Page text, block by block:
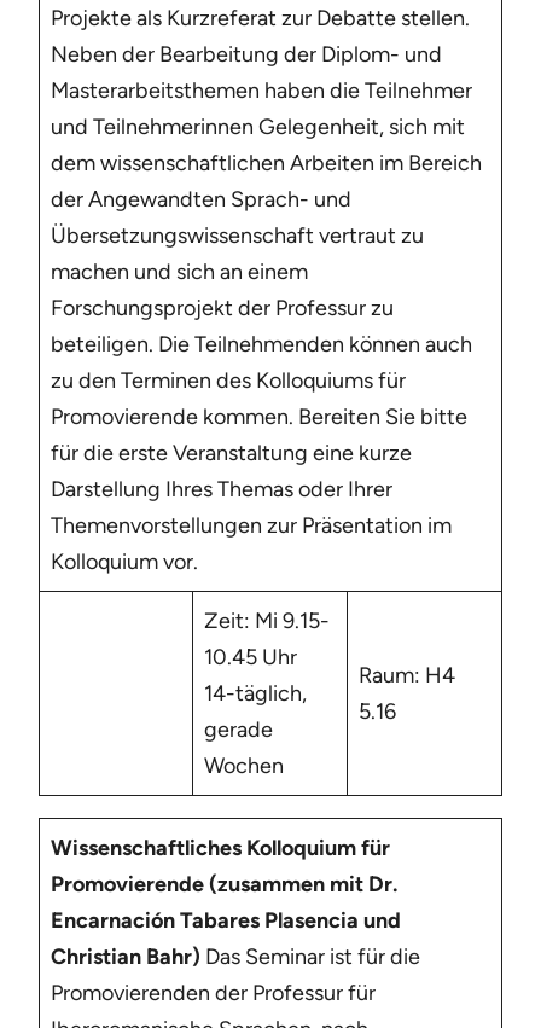
Projekte als Kurzreferat zur Debatte stellen.
Neben der Bearbeitung der Diplom- und
Masterarbeitsthemen haben die Teilnehmer
und Teilnehmerinnen Gelegenheit, sich mit
dem wissenschaftlichen Arbeiten im Bereich
der Angewandten Sprach- und
Übersetzungswissenschaft vertraut zu
machen und sich an einem
Forschungsprojekt der Professur zu
beteiligen. Die Teilnehmenden können auch
zu den Terminen des Kolloquiums für
Promovierende kommen. Bereiten Sie bitte
für die erste Veranstaltung eine kurze
Darstellung Ihres Themas oder Ihrer
Themenvorstellungen zur Präsentation im
Kolloquium vor.
Zeit: Mi 9.15-
10.45 Uhr
14-täglich,
gerade
Wochen
Raum: H4
5.16
Wissenschaftliches Kolloquium für
Promovierende (zusammen mit Dr.
Encarnación Tabares Plasencia und
Christian Bahr) Das Seminar ist für die
Promovierenden der Professur für